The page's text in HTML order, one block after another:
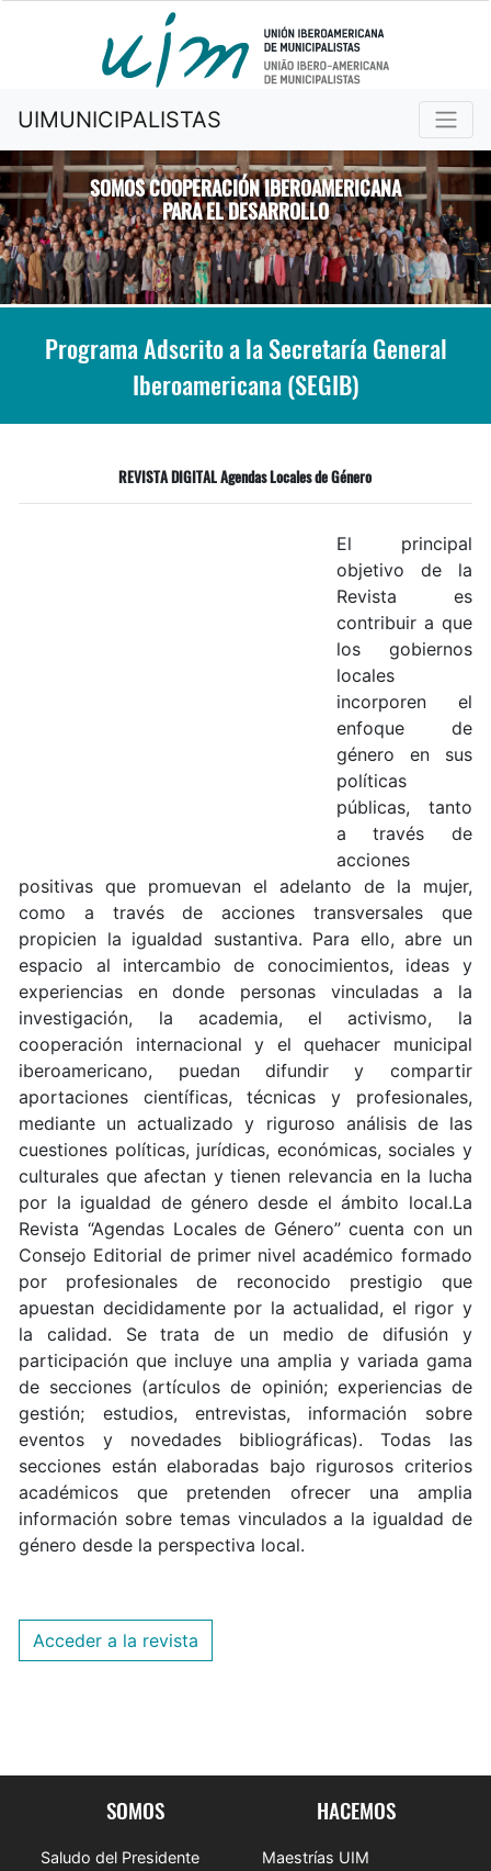
UIMUNICIPALISTAS
SOMOS COOPERACIÓN IBEROAMERICANA
PARA EL DESARROLLO
Previous Next
Programa Adscrito a la Secretaría General
Iberoamericana (SEGIB)
REVISTA DIGITAL Agendas Locales de Género
El principal
objetivo de la
Revista es
contribuir a que
los gobiernos
locales
incorporen el
enfoque de
género en sus
políticas
públicas, tanto
a través de
acciones
positivas que promuevan el adelanto de la mujer,
como a través de acciones transversales que
propicien la igualdad sustantiva. Para ello, abre un
espacio al intercambio de conocimientos, ideas y
experiencias en donde personas vinculadas a la
investigación, la academia, el activismo, la
cooperación internacional y el quehacer municipal
iberoamericano, puedan difundir y compartir
aportaciones científicas, técnicas y profesionales,
mediante un actualizado y riguroso análisis de las
cuestiones políticas, jurídicas, económicas, sociales y
culturales que afectan y tienen relevancia en la lucha
por la igualdad de género desde el ámbito local.La
Revista “Agendas Locales de Género” cuenta con un
Consejo Editorial de primer nivel académico formado
por profesionales de reconocido prestigio que
apuestan decididamente por la actualidad, el rigor y
la calidad. Se trata de un medio de difusión y
participación que incluye una amplia y variada gama
de secciones (artículos de opinión; experiencias de
gestión; estudios, entrevistas, información sobre
eventos y novedades bibliográficas). Todas las
secciones están elaboradas bajo rigurosos criterios
académicos que pretenden ofrecer una amplia
información sobre temas vinculados a la igualdad de
género desde la perspectiva local.
Acceder a la revista
SOMOS
Saludo del Presidente
HACEMOS
Maestrías UIM